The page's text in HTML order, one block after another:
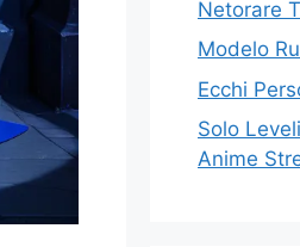
Netorare
Modelo
Ecchi
Solo
Anime